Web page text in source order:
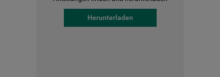
Herunterladen